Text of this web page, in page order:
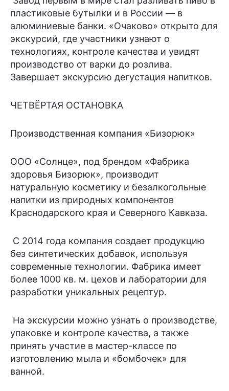
пластиковые бутылки и в России — в
алюминиевые банки. «Очаково» открыто для
экскурсий, где участники узнают о
технологиях, контроле качества и увидят
производство от варки до розлива.
Завершает экскурсию дегустация напитков.
ЧЕТВЁРТАЯ ОСТАНОВКА
Производственная компания «Бизорюк»
ООО «Солнце», под брендом «Фабрика
здоровья Бизорюк», производит
натуральную косметику и безалкогольные
напитки из природных компонентов
Краснодарского края и Северного Кавказа.
С 2014 года компания создает продукцию
без синтетических добавок, используя
современные технологии. Фабрика имеет
более 1000 кв. м. цехов и лаборатории для
разработки уникальных рецептур.
На экскурсии можно узнать о производстве,
упаковке и контроле качества, а также
принять участие в мастер-классе по
изготовлению мыла и «бомбочек» для
ванной.